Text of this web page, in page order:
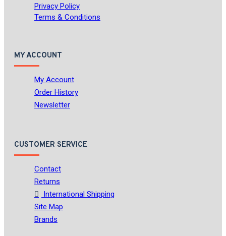
Privacy Policy
Terms & Conditions
MY ACCOUNT
My Account
Order History
Newsletter
CUSTOMER SERVICE
Contact
Returns
International Shipping
Site Map
Brands